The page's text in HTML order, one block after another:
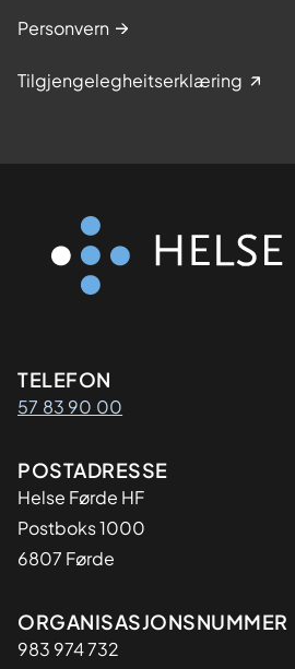
Personvern
Tilgjengelegheitserklæring
Kontaktinformasjon
TELEFON
57 83 90 00
Adresse
POSTADRESSE
Helse Førde HF
Postboks 1000
6807 Førde
Organisasjon
ORGANISASJONSNUMMER
983 974 732